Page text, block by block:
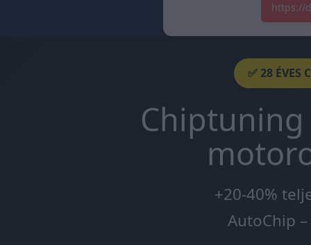
https://
✅ 28 ÉVES
+20-40%
AutoChip